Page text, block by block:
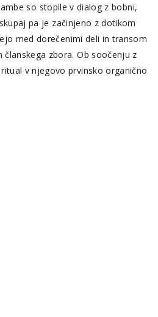
so stopile v dialog z bobni,
pa je začinjeno z dotikom
med dorečenimi deli in transom
zbora. Ob soočenju z
v njegovo prvinsko organično